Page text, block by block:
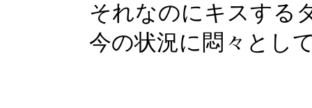
それなのにキスする
今の状況に悶々とし